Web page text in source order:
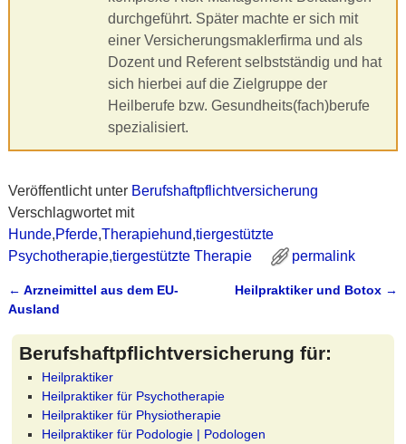
durchgeführt. Später machte er sich mit
einer Versicherungsmaklerfirma und als
Dozent und Referent selbstständig und hat
sich hierbei auf die Zielgruppe der
Heilberufe bzw. Gesundheits(fach)berufe
spezialisiert.
Veröffentlicht unter Berufshaftpflichtversicherung
Verschlagwortet mit
Hunde,Pferde,Therapiehund,tiergestützte
Psychotherapie,tiergestützte Therapie permalink
Artikelnavigation
← Arzneimittel aus dem EU-
Ausland
Heilpraktiker und Botox →
Berufshaftpflichtversicherung für:
Heilpraktiker
Heilpraktiker für Psychotherapie
Heilpraktiker für Physiotherapie
Heilpraktiker für Podologie | Podologen